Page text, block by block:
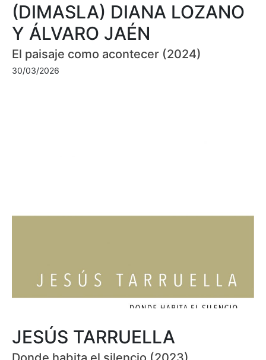
(DIMASLA) DIANA LOZANO
Y ÁLVARO JAÉN
El paisaje como acontecer (2024)
30/03/2026
JESÚS TARRUELLA